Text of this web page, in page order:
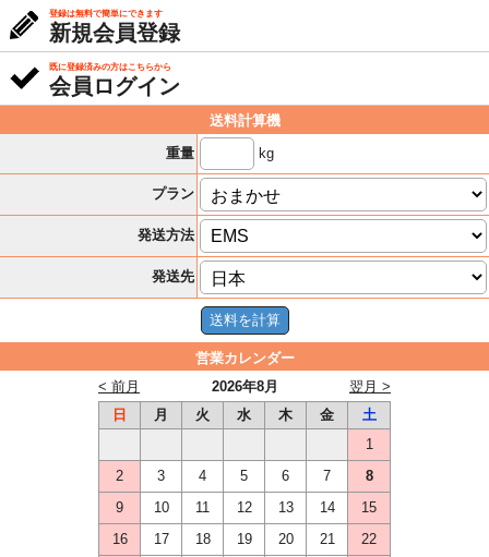
登録は無料で簡単にできます
新規会員登録
既に登録済みの方はこちらから
会員ログイン
送料計算機
重量
kg
プラン
発送方法
発送先
営業カレンダー
2026年8月
< 前月
翌月 >
日
月 火 水 木 金
土
1
2
3 4 5 6 7
8
9
10 11 12 13 14
15
16
17 18 19 20 21
22